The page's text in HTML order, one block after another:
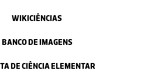
WIKICIÊNCIAS
BANCO DE IMAGENS
DE CIÊNCIA ELEMENTAR